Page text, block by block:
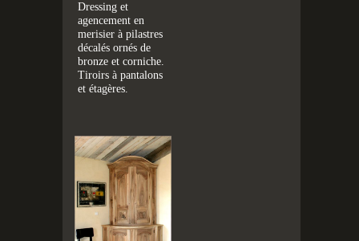
Dressing et
agencement en
merisier à pilastres
décalés ornés de
bronze et corniche.
Tiroirs à pantalons
et étagères.